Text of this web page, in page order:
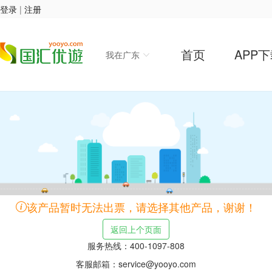
登录 | 注册
我在广东 首页 APP
该产品暂时无法出票，请选择其他产品，谢谢！
返回上个页面
服务热线：400-1097-808
客服邮箱：service@yooyo.com